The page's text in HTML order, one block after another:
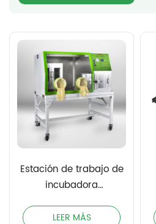
Estación de trabajo de
incubadora
LEER MÁS